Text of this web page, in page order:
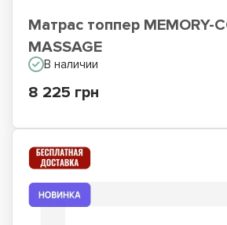
Матрас топпер MEMORY-
MASSAGE
В наличии
8 225 грн